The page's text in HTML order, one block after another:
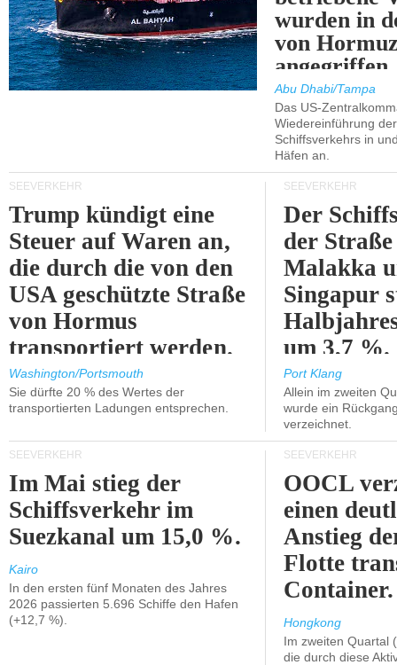
wurden in
von
angegriffen.
Abu Dhabi/Tampa
Das US-
Wiedereinführung
Schiffsverkehrs in
Häfen an.
SEEVERKEHR
Trump kündigt eine
Steuer auf Waren an,
die durch die von den
USA geschützte Straße
von Hormus
transportiert werden.
Washington/Portsmouth
Sie dürfte 20 % des Wertes der
transportierten Ladungen entsprechen.
SEEVERKEHR
Der
der
Malakka
Singapur
um 3,7 %.
Port Klang
Allein im zweiten
wurde ein
verzeichnet.
SEEVERKEHR
Im Mai stieg der
Schiffsverkehr im
Suezkanal um 15,0 %.
Kairo
In den ersten fünf Monaten des Jahres
2026 passierten 5.696 Schiffe den Hafen
(+12,7 %).
SEEVERKEHR
OOCL
einen
Anstieg
Flotte
Container.
Hongkong
Im zweiten Quartal
die durch diese